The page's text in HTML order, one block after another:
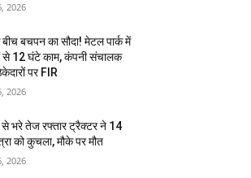
2026
बचपन का सौदा! मेटल पार्क में
से 12 घंटे काम, कंपनी संचालक
पर FIR
2026
भरे तेज रफ्तार ट्रैक्टर ने 14
को कुचला, मौके पर मौत
2026